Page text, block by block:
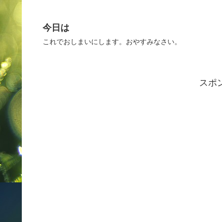
今日は
これでおしまいにします。おやすみなさい。
スポ